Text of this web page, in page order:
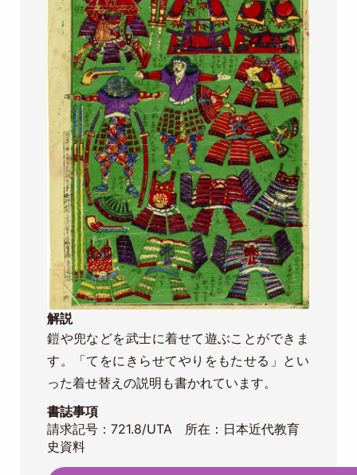
解説
鎧や兜などを武士に着せて遊ぶことができま
す。「てをにきらせてやりをもたせる」とい
った着せ替えの説明も書かれています。
書誌事項
請求記号：721.8/UTA 所在：日本近代教育
史資料